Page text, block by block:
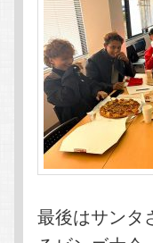
最後はサンタ